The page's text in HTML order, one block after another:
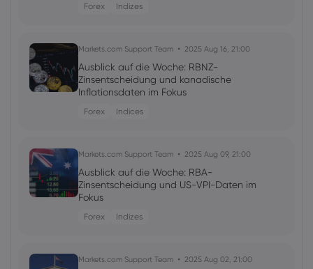
Forex Indizes
Markets.com Support Team 2025 Aug 16, 21:00
Ausblick auf die Woche: RBNZ-
Zinsentscheidung und kanadische
Inflationsdaten im Fokus
Forex Indices
Markets.com Support Team 2025 Aug 09, 21:00
Ausblick auf die Woche: RBA-
Zinsentscheidung und US-VPI-Daten im
Fokus
Forex Indizes
Markets.com Support Team 2025 Aug 02, 21:00